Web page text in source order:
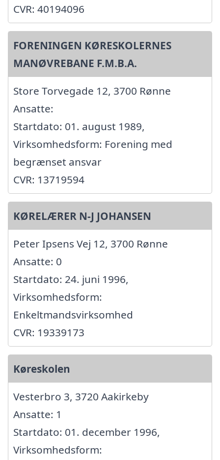
CVR: 40194096
FORENINGEN KØRESKOLERNES
MANØVREBANE F.M.B.A.
Store Torvegade 12, 3700 Rønne
Ansatte:
Startdato: 01. august 1989,
Virksomhedsform: Forening med
begrænset ansvar
CVR: 13719594
KØRELÆRER N-J JOHANSEN
Peter Ipsens Vej 12, 3700 Rønne
Ansatte: 0
Startdato: 24. juni 1996,
Virksomhedsform:
Enkeltmandsvirksomhed
CVR: 19339173
Køreskolen
Vesterbro 3, 3720 Aakirkeby
Ansatte: 1
Startdato: 01. december 1996,
Virksomhedsform: